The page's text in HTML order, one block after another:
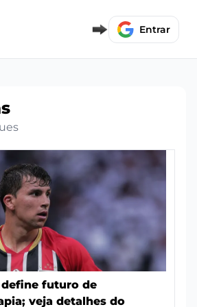
Entrar
define futuro de
veja detalhes do